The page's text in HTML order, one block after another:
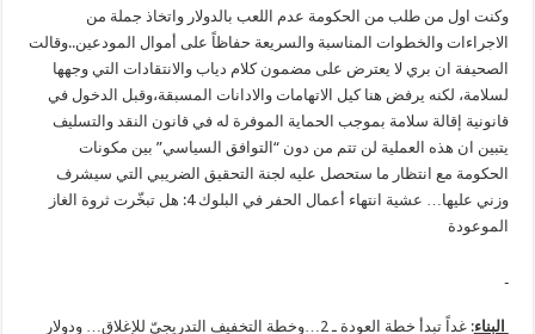
وكنت اول من طلب من الحكومة عدم اللعب بالدولار واتخاذ جملة من
الاجراءات والخطوات المناسبة والسريعة حفاظاً على أموال المودعين..وقالت
الصحيفة ان بري لا يعترض على مضمون كلام دياب والانتقادات التي وجهها
لسلامة، لكنه يرفض هنا كيل الاتهامات والادانات المسبقة،وقبل الدخول في
قانونية إقالة سلامة بموجب الحماية الموفرة له في قانون النقد والتسليف
يتبين ان هذه العملية لن تتم من دون “التوافق السياسي” بين مكونات
الحكومة مع انتظار ما ستحصل عليه لجنة التحقيق الضريبي التي سيشرف
وزني عليها… عشية انتهاء أعمال الحفر في البلوك 4: هل تبخّرت ثروة الغاز
الموعودة
البناء
: غداً تبدأ خطة العودة ـ 2…وخطة التخفيف التدريجيّ للإغلاق… ودولار